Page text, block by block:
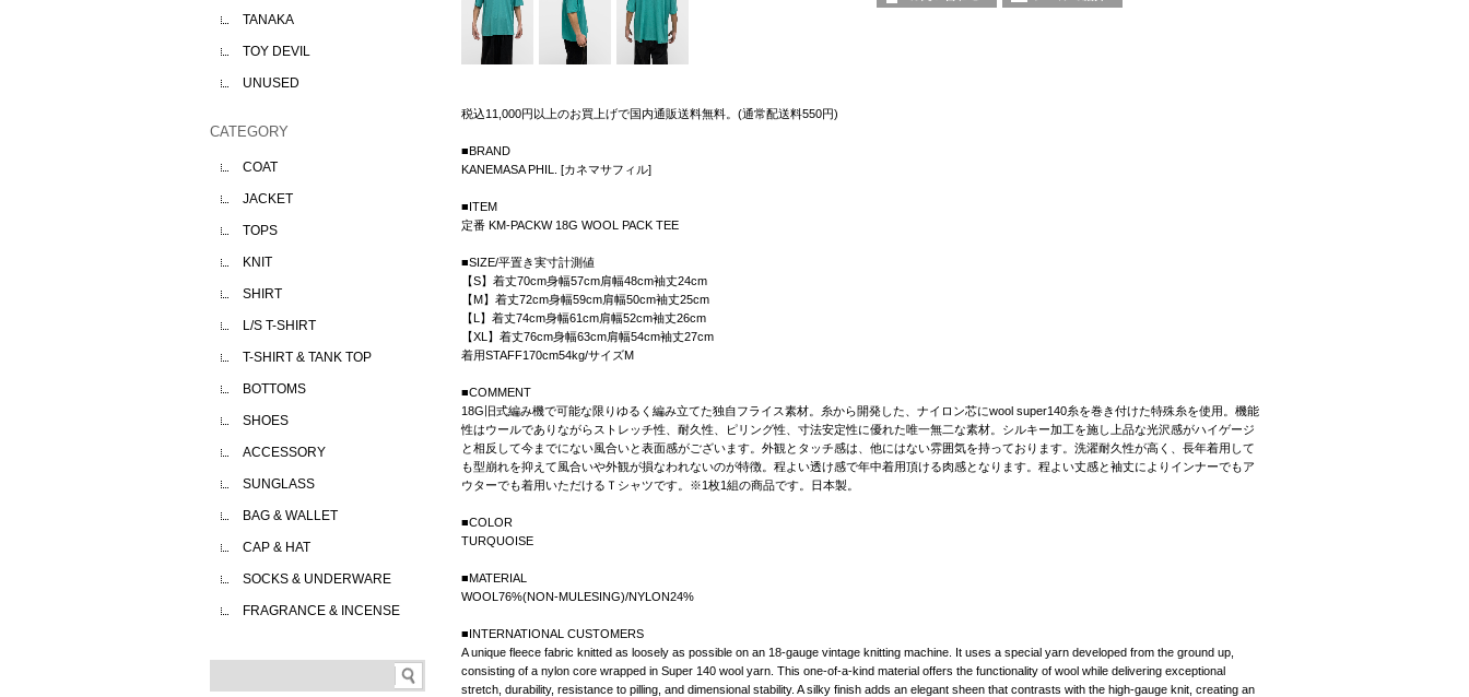
税込11,000円以上のお買上げで国内通販送料無料。(通常配送料550円)
■BRAND
KANEMASA PHIL. [カネマサフィル]
■ITEM
定番 KM-PACKW 18G WOOL PACK TEE
■SIZE/平置き実寸計測値
【S】着丈70cm身幅57cm肩幅48cm袖丈24cm
【M】着丈72cm身幅59cm肩幅50cm袖丈25cm
【L】着丈74cm身幅61cm肩幅52cm袖丈26cm
【XL】着丈76cm身幅63cm肩幅54cm袖丈27cm
着用STAFF170cm54kg/サイズM
■COMMENT
18G旧式編み機で可能な限りゆるく編み立てた独自フライス素材。糸から開発した、ナイロン芯にwool super140糸を巻き付けた特殊糸を使用。機能
性はウールでありながらストレッチ性、耐久性、ピリング性、寸法安定性に優れた唯一無二な素材。シルキー加工を施し上品な光沢感がハイゲージ
と相反して今までにない風合いと表面感がございます。外観とタッチ感は、他にはない雰囲気を持っております。洗濯耐久性が高く、長年着用して
も型崩れを抑えて風合いや外観が損なわれないのが特徴。程よい透け感で年中着用頂ける肉感となります。程よい丈感と袖丈によりインナーでもア
ウターでも着用いただけるＴシャツです。※1枚1組の商品です。日本製。
■COLOR
TURQUOISE
■MATERIAL
WOOL76%(NON-MULESING)/NYLON24%
■INTERNATIONAL CUSTOMERS
A unique fleece fabric knitted as loosely as possible on an 18-gauge vintage knitting machine. It uses a special yarn developed from the ground up,
consisting of a nylon core wrapped in Super 140 wool yarn. This one-of-a-kind material offers the functionality of wool while delivering exceptional
stretch, durability, resistance to pilling, and dimensional stability. A silky finish adds an elegant sheen that contrasts with the high-gauge knit, creating an
TANAKA
TOY DEVIL
UNUSED
CATEGORY
COAT
JACKET
TOPS
KNIT
SHIRT
L/S T-SHIRT
T-SHIRT & TANK TOP
BOTTOMS
SHOES
ACCESSORY
SUNGLASS
BAG & WALLET
CAP & HAT
SOCKS & UNDERWARE
FRAGRANCE & INCENSE